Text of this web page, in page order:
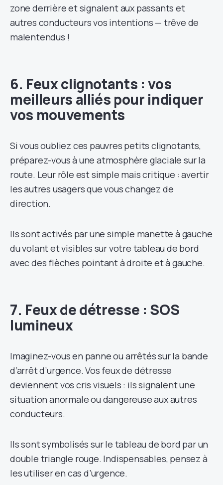
zone derrière et signalent aux passants et
autres conducteurs vos intentions — trêve de
malentendus !
6. Feux clignotants : vos
meilleurs alliés pour indiquer
vos mouvements
Si vous oubliez ces pauvres petits clignotants,
préparez-vous à une atmosphère glaciale sur la
route. Leur rôle est simple mais critique : avertir
les autres usagers que vous changez de
direction.
Ils sont activés par une simple manette à gauche
du volant et visibles sur votre tableau de bord
avec des flèches pointant à droite et à gauche.
7. Feux de détresse : SOS
lumineux
Imaginez-vous en panne ou arrêtés sur la bande
d’arrêt d’urgence. Vos feux de détresse
deviennent vos cris visuels : ils signalent une
situation anormale ou dangereuse aux autres
conducteurs.
Ils sont symbolisés sur le tableau de bord par un
double triangle rouge. Indispensables, pensez à
les utiliser en cas d’urgence.